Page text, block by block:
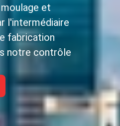
et
l'intermédiaire
fabrication
notre contrôle